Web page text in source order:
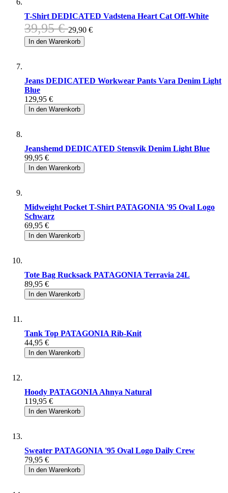
T-Shirt DEDICATED Vadstena Heart Cat Off-White
39,95 € 29,90 €
In den Warenkorb
Jeans DEDICATED Workwear Pants Vara Denim Light
Blue
129,95 €
In den Warenkorb
Jeanshemd DEDICATED Stensvik Denim Light Blue
99,95 €
In den Warenkorb
Midweight Pocket T-Shirt PATAGONIA '95 Oval Logo
Schwarz
69,95 €
In den Warenkorb
Tote Bag Rucksack PATAGONIA Terravia 24L
89,95 €
In den Warenkorb
Tank Top PATAGONIA Rib-Knit
44,95 €
In den Warenkorb
Hoody PATAGONIA Ahnya Natural
119,95 €
In den Warenkorb
Sweater PATAGONIA '95 Oval Logo Daily Crew
79,95 €
In den Warenkorb